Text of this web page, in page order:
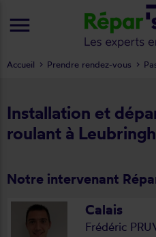
Installation et
roulant à
Notre intervenant
Calais
Frédéric
Accueil Prendre rendez-vous
menu